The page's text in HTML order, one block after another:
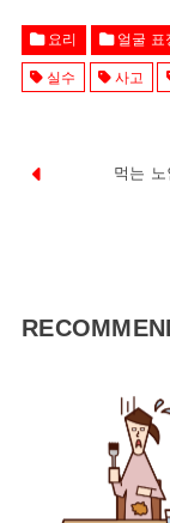
요리 얼굴 표
실수 사고
먹는